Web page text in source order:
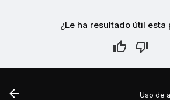
¿Le ha resultado útil esta
Uso de